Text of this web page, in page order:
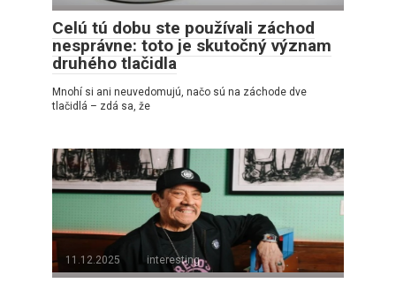
Celú tú dobu ste používali záchod
nesprávne: toto je skutočný význam
druhého tlačidla
Mnohí si ani neuvedomujú, načo sú na záchode dve
tlačidlá – zdá sa, že
11.12.2025 interesting